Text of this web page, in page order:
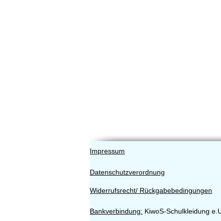
Impressum
Datenschutzverordnung
Widerrufsrecht/ Rückgabebedingungen
Bankverbindung: KiwoS-Schulkleidung